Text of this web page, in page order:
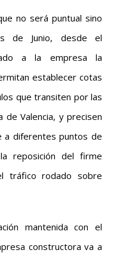
no será puntual sino
de Junio, desde el
a la empresa la
establecer cotas
que transiten por las
de Valencia, y precisen
a diferentes puntos de
reposición del firme
tráfico rodado sobre
mantenida con el
constructora va a